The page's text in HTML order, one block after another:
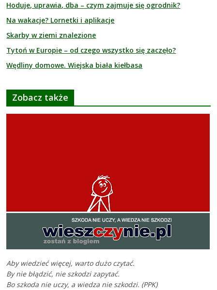
Hoduje, uprawia, dba – czym zajmuje się ogrodnik?
Na wakacje? Lornetki i aplikacje
Skarby w ziemi znalezione
Tytoń w Europie – od czego wszystko się zaczęło?
Wędliny domowe. Wiejska biała kiełbasa
Zobacz także
Aby wiedzieć więcej, warto dużo czytać.
By nie błądzić, nie szkodzi zapytać.
Bo szkoda nie uczy, a wiedza nie szkodzi. (PPK)